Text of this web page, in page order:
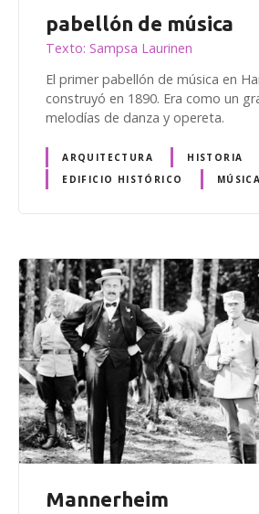
pabellón de música
Texto: Sampsa Laurinen
El primer pabellón de música en
construyó en 1890. Era como un
melodías de danza y opereta.
ARQUITECTURA
HISTORIA
EDIFICIO HISTÓRICO
MÚSICA
Mannerheim